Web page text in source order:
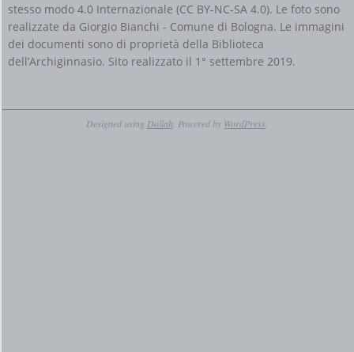
stesso modo 4.0 Internazionale (CC BY-NC-SA 4.0). Le foto sono
realizzate da Giorgio Bianchi - Comune di Bologna. Le immagini
dei documenti sono di proprietà della Biblioteca
dell’Archiginnasio. Sito realizzato il 1° settembre 2019.
Designed using Dollah. Powered by WordPress.